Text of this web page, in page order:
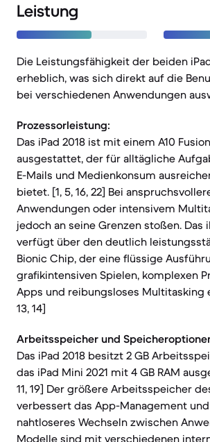
Leistung
Die Leistungsfähigkeit der beiden
erheblich, was sich direkt auf die
bei verschiedenen Anwendungen
Prozessorleistung:
Das iPad 2018 ist mit einem A10
ausgestattet, der für alltägliche
E-Mails und Medienkonsum
bietet. [1, 5, 16, 22] Bei
Anwendungen oder intensivem
jedoch an seine Grenzen stoßen. Das
verfügt über den deutlich
Bionic Chip, der eine flüssige
grafikintensiven Spielen, komplexen
Apps und reibungsloses Multitasking
13, 14]
Arbeitsspeicher und
Das iPad 2018 besitzt 2 GB
das iPad Mini 2021 mit 4 GB RAM
11, 19] Der größere Arbeitsspeicher
verbessert das App-Management
nahtloseres Wechseln zwischen
Modelle sind mit verschiedenen